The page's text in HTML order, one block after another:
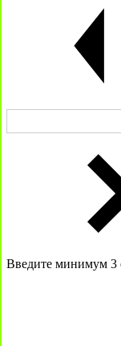
Введите минимум 3